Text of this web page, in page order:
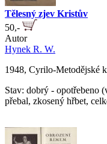
Tělesný zjev Kristův
50,-
Autor
Hynek R. W.
1948, Cyrilo-Metodějské
Stav: dobrý - opotřebeno
přebal, zkosený hřbet,